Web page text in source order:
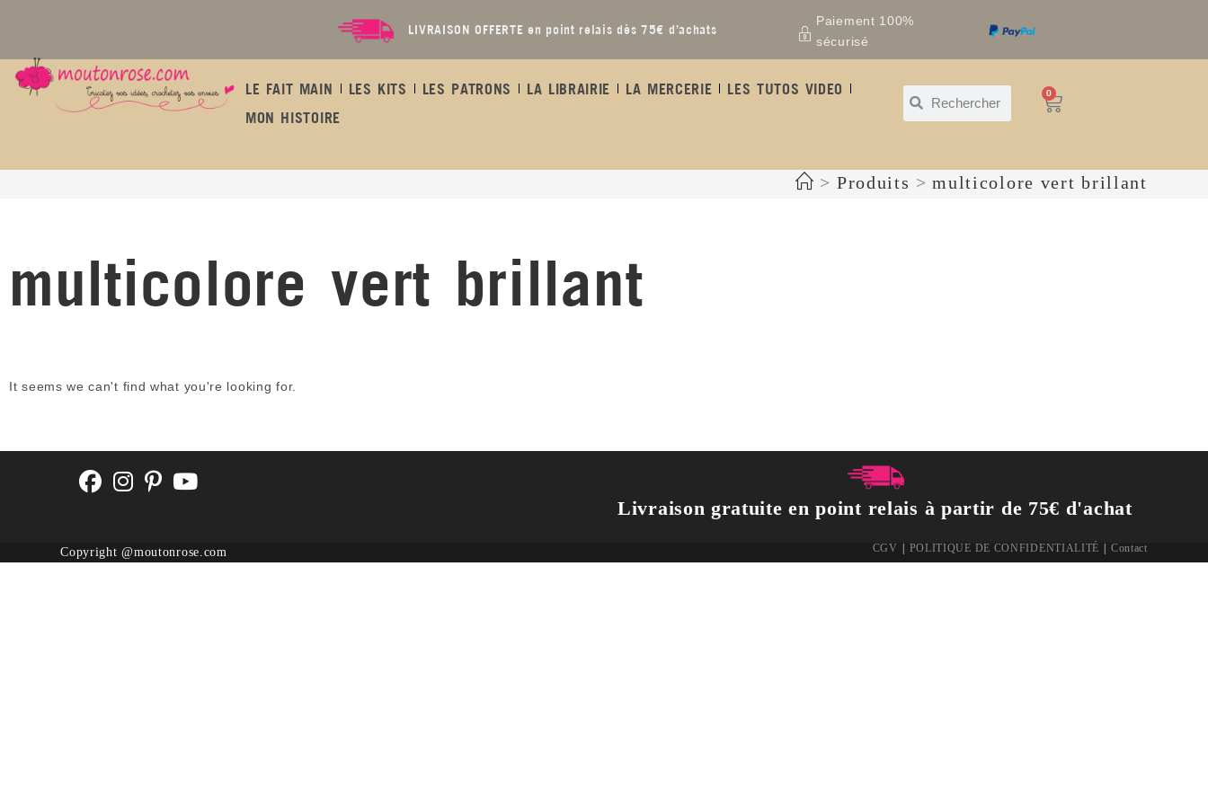
LIVRAISON OFFERTE en point relais dès 75€ d’achats
Paiement 100%
sécurisé
LE FAIT MAIN LES KITS LES PATRONS LA LIBRAIRIE LA MERCERIE
LES TUTOS VIDEO
MON HISTOIRE
0
> Produits > multicolore vert brillant
multicolore vert brillant
It seems we can't find what you're looking for.
Livraison gratuite en point relais à partir de 75€ d'achat
CGV POLITIQUE DE CONFIDENTIALITÉ Contact
Copyright @moutonrose.com